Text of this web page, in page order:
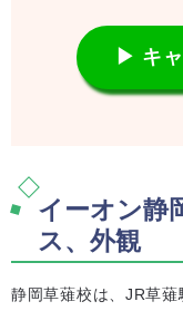
▶ キ
イーオン静
ス、外観
静岡草薙校は、JR草